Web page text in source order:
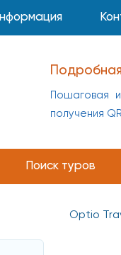
Пошаговая
получения
Поиск туров
Optio